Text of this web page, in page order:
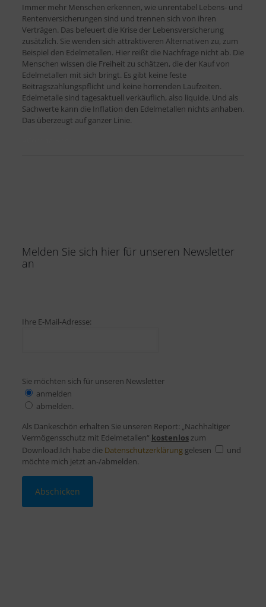
Immer mehr Menschen erkennen, wie unrentabel Lebens- und
Rentenversicherungen sind und trennen sich von ihren
Verträgen. Das befeuert die Krise der Lebensversicherung
zusätzlich. Sie wenden sich attraktiveren Alternativen zu, zum
Beispiel den Edelmetallen. Hier reißt die Nachfrage nicht ab. Die
Menschen wissen die Freiheit zu schätzen, die der Kauf von
Edelmetallen mit sich bringt. Es gibt keine feste
Beitragszahlungspflicht und keine horrenden Laufzeiten.
Edelmetalle sind tagesaktuell verkäuflich, also liquide. Und als
Sachwerte kann die Inflation den Edelmetallen nichts anhaben.
Das überzeugt auf ganzer Linie.
Melden Sie sich hier für unseren Newsletter
an
Ihre E-Mail-Adresse:
Sie möchten sich für unseren Newsletter
anmelden
abmelden.
Als Dankeschön erhalten Sie unseren Report: „Nachhaltiger
Vermögensschutz mit Edelmetallen“ kostenloszum
Download.Ich habe die Datenschutzerklärunggelesen
und
möchte mich jetzt an-/abmelden.